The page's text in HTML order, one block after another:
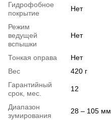
Гидрофобное
покрытие
Нет
Режим
ведущей
вспышки
Нет
Тонкая оправа
Нет
Вес
420 г
Гарантийный
срок, мес.
12
Диапазон
зумирования
28 – 105 мм